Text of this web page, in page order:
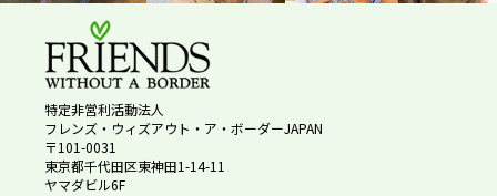
特定非営利活動法人
フレンズ・ウィズアウト・ア・ボーダーJAPAN
〒101-0031
東京都千代田区東神田1-14-11
ヤマダビル6F